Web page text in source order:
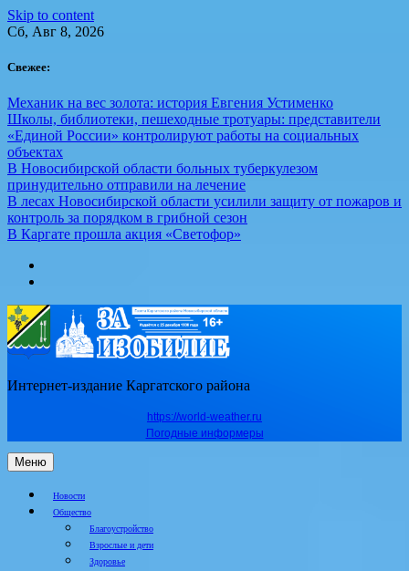
Skip to content
Сб, Авг 8, 2026
Свежее:
Механик на вес золота: история Евгения Устименко
Школы, библиотеки, пешеходные тротуары: представители
«Единой России» контролируют работы на социальных
объектах
В Новосибирской области больных туберкулезом
принудительно отправили на лечение
В лесах Новосибирской области усилили защиту от пожаров и
контроль за порядком в грибной сезон
В Каргате прошла акция «Светофор»
Интернет-издание Каргатского района
https://world-weather.ru
Погодные информеры
Меню
Новости
Общество
Благоустройство
Взрослые и дети
Здоровье